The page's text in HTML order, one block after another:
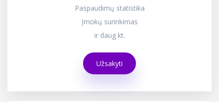
Paspaudimų statistika
Įmokų surinkimas
ir daug kt.
Užsakyti